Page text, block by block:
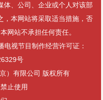
体、公司、企业或个人对该部
，本网站将采取适当措施，否
网站不承担任何责任。
电视节目制作经营许可证：
号
）有限公司 版权所有
止使用